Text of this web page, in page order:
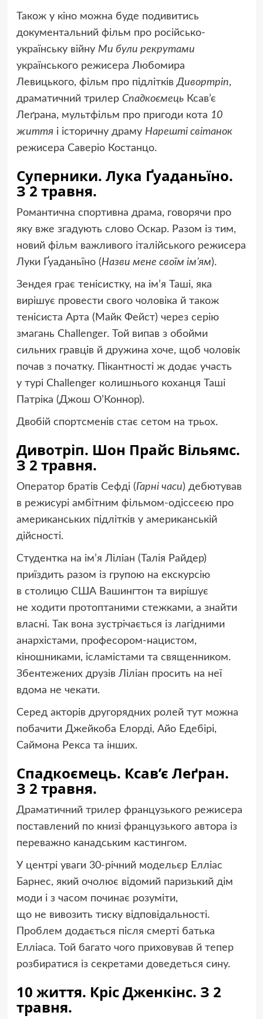
Також у кіно можна буде подивитись
документальний фільм про російсько-
українську війну Ми були рекрутами
українського режисера Любомира
Левицького, фільм про підлітків Дивортріп,
драматичний трилер СпадкоємецьКсав’є
Леґрана, мультфільм про пригоди кота 10
життяі історичну драму Нарешті світанок
режисера Саверіо Костанцо.
Суперники. Лука Ґуаданьїно.
З 2 травня.
Романтична спортивна драма, говорячи про
яку вже згадують слово Оскар. Разом із тим,
новий фільм важливого італійського режисера
Луки Ґуаданьїно (Назви мене своїм ім’ям).
Зендея грає тенісистку, на ім’я Таші, яка
вирішує провести свого чоловіка й також
тенісиста Арта ( Майк Фейст) через серію
змагань Challenger. Той випав з обойми
сильних гравців й дружина хоче, щоб чоловік
почав з початку. Пікантності ж додає участь
у турі Challenger колишнього коханця Таші
Патріка (Джош О’Коннор).
Двобій спортсменів стає сетом на трьох.
Дивотріп. Шон Прайс Вільямс.
З 2 травня.
Оператор братів Сефді (Гарні часи) дебютував
в режисурі амбітним фільмом-одіссеєю про
американських підлітків у американській
дійсності.
Студентка на ім’я Ліліан (Талія Райдер)
приїздить разом із групою на екскурсію
в столицю США Вашингтон та вирішує
не ходити протоптаними стежками, а знайти
власні. Так вона зустрічається із лагідними
анархістами, професором-нацистом,
кіношниками, ісламістами та священником.
Збентежених друзів Ліліан просить на неї
вдома не чекати.
Серед акторів другорядних ролей тут можна
побачити Джейкоба Елорді, Айо Едебірі,
Саймона Рекса та інших.
Спадкоємець. Ксав’є Леґран.
З 2 травня.
Драматичний трилер французького режисера
поставлений по книзі французького автора із
переважно канадським кастингом.
У центрі уваги 30-річний модельєр Елліас
Барнес, який очолює відомий паризький дім
моди і з часом починає розуміти,
що не вивозить тиску відповідальності.
Проблем додається після смерті батька
Елліаса. Той багато чого приховував й тепер
розбиратися із секретами доведеться сину.
10 життя. Кріс Дженкінс. З 2
травня.